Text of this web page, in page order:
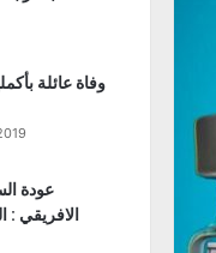
وفاة عائلة
عودة
الافريقي :